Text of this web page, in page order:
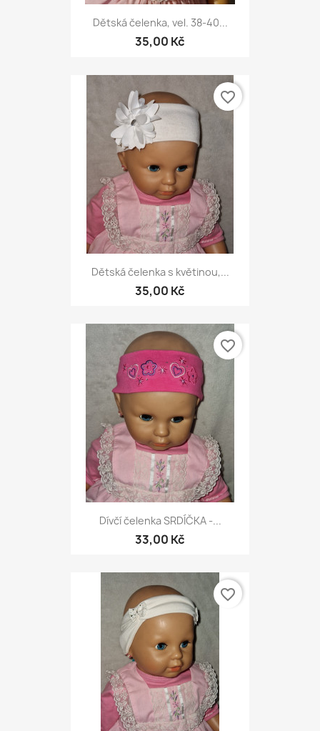
Dětská čelenka, vel. 38-40...
35,00 Kč
Dětská čelenka s květinou,...
35,00 Kč
favorite_border
Dívčí čelenka SRDÍČKA -...
33,00 Kč
favorite_border
favorite_border